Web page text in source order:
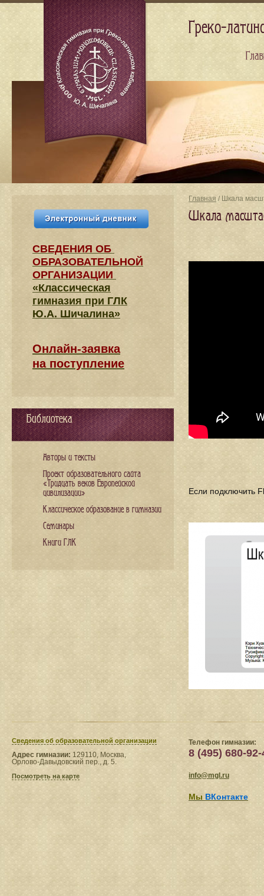
Главная / Шкала
Шкала
Если подключить
СВЕДЕНИЯ​ ОБ
ОБРАЗОВАТЕЛЬНОЙ
ОРГАНИЗАЦИИ
«Классическая
гимназия при ГЛК
Ю.А. Шичалина»
Онлайн-заявка
на поступление
Библиотека
Авторы и тексты
Проект образовательного сайта
«Тридцать веков Европейской
цивилизации»
Классическое образование в гимназии
Семинары
Книги ГЛК
Сведения​ об образовательной организации
Адрес гимназии: 129110, Москва,
Орлово-Давыдовский пер., д. 5.
Посмотреть на карте
Телефон гимназии:
8 (495) 680-92-
info@mgl.ru
Мы ВКонтакте
Греко-